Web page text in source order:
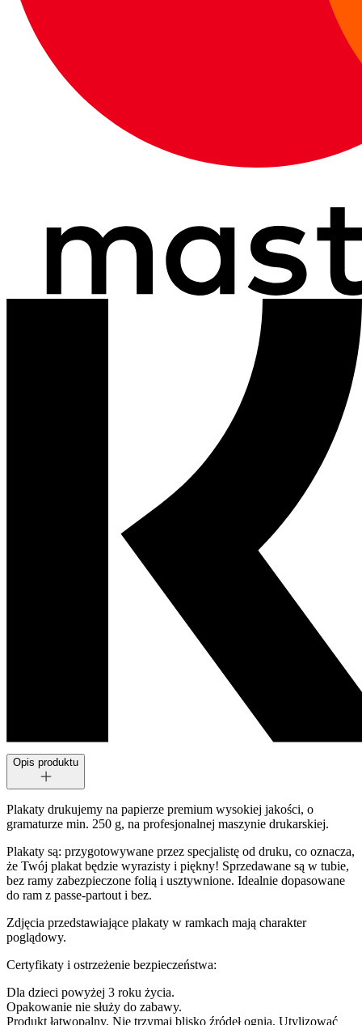
Opis produktu
Plakaty drukujemy na papierze premium wysokiej jakości, o
gramaturze min. 250 g, na profesjonalnej maszynie drukarskiej.
Plakaty są: przygotowywane przez specjalistę od druku, co oznacza,
że Twój plakat będzie wyrazisty i piękny! Sprzedawane są w tubie,
bez ramy zabezpieczone folią i usztywnione. Idealnie dopasowane
do ram z passe-partout i bez.
Zdjęcia przedstawiające plakaty w ramkach mają charakter
poglądowy.
Certyfikaty i ostrzeżenie bezpieczeństwa:
Dla dzieci powyżej 3 roku życia.
Opakowanie nie służy do zabawy.
Produkt łatwopalny. Nie trzymaj blisko źródeł ognia. Utylizować